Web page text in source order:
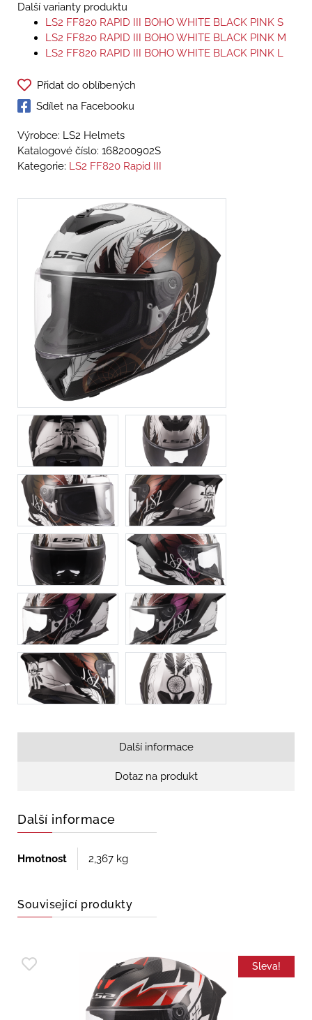
Další varianty produktu
LS2 FF820 RAPID III BOHO WHITE BLACK PINK S
LS2 FF820 RAPID III BOHO WHITE BLACK PINK M
LS2 FF820 RAPID III BOHO WHITE BLACK PINK L
Přidat do oblíbených
Sdílet na Facebooku
Výrobce: LS2 Helmets
Katalogové číslo: 168200902S
Kategorie: LS2 FF820 Rapid III
Další informace
Dotaz na produkt
Další informace
Hmotnost 2,367 kg
Související produkty
Sleva!